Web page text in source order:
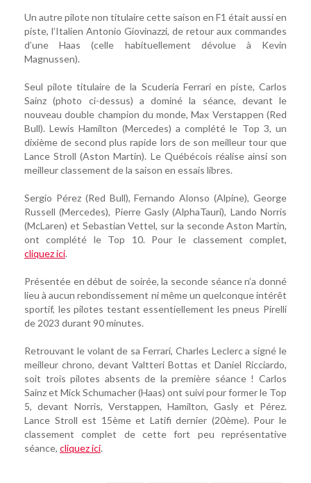
Un autre pilote non titulaire cette saison en F1 était aussi en
piste, l’Italien Antonio Giovinazzi, de retour aux commandes
d’une Haas (celle habituellement dévolue à Kevin
Magnussen).
Seul pilote titulaire de la Scuderia Ferrari en piste, Carlos
Sainz (photo ci-dessus) a dominé la séance, devant le
nouveau double champion du monde, Max Verstappen (Red
Bull). Lewis Hamilton (Mercedes) a complété le Top 3, un
dixième de second plus rapide lors de son meilleur tour que
Lance Stroll (Aston Martin). Le Québécois réalise ainsi son
meilleur classement de la saison en essais libres.
Sergio Pérez (Red Bull), Fernando Alonso (Alpine), George
Russell (Mercedes), Pierre Gasly (AlphaTauri), Lando Norris
(McLaren) et Sebastian Vettel, sur la seconde Aston Martin,
ont complété le Top 10. Pour le classement complet,
cliquez ici.
Présentée en début de soirée, la seconde séance n’a donné
lieu à aucun rebondissement ni même un quelconque intérêt
sportif, les pilotes testant essentiellement les pneus Pirelli
de 2023 durant 90 minutes.
Retrouvant le volant de sa Ferrari, Charles Leclerc a signé le
meilleur chrono, devant Valtteri Bottas et Daniel Ricciardo,
soit trois pilotes absents de la première séance ! Carlos
Sainz et Mick Schumacher (Haas) ont suivi pour former le Top
5, devant Norris, Verstappen, Hamilton, Gasly et Pérez.
Lance Stroll est 15ème et Latifi dernier (20ème). Pour le
classement complet de cette fort peu représentative
séance, cliquez ici.